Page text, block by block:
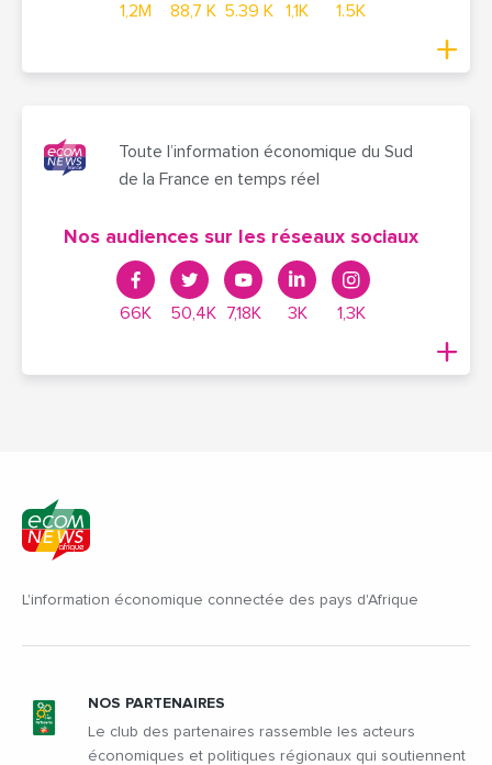
1,2M 88,7 K 5.39 K 1,1K 1.5K
Toute l’information économique du Sud
de la France en temps réel
Nos audiences sur les réseaux sociaux
66K 50,4K 7,18K 3K 1,3K
L'information économique connectée des pays d'Afrique
NOS PARTENAIRES
Le club des partenaires rassemble les acteurs
économiques et politiques régionaux qui soutiennent